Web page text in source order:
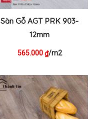
Sàn Gỗ AGT PRK 903-
12mm
565.000₫/m2